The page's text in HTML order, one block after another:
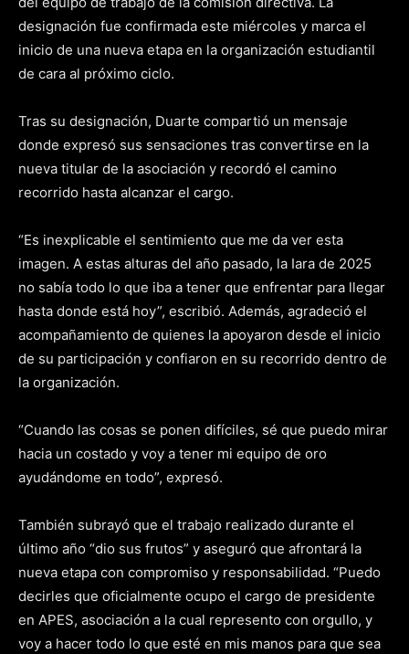
designación fue confirmada este miércoles y marca el
inicio de una nueva etapa en la organización estudiantil
de cara al próximo ciclo.
Tras su designación, Duarte compartió un mensaje
donde expresó sus sensaciones tras convertirse en la
nueva titular de la asociación y recordó el camino
recorrido hasta alcanzar el cargo.
“Es inexplicable el sentimiento que me da ver esta
imagen. A estas alturas del año pasado, la Iara de 2025
no sabía todo lo que iba a tener que enfrentar para llegar
hasta donde está hoy”, escribió. Además, agradeció el
acompañamiento de quienes la apoyaron desde el inicio
de su participación y confiaron en su recorrido dentro de
la organización.
“Cuando las cosas se ponen difíciles, sé que puedo mirar
hacia un costado y voy a tener mi equipo de oro
ayudándome en todo”, expresó.
También subrayó que el trabajo realizado durante el
último año “dio sus frutos” y aseguró que afrontará la
nueva etapa con compromiso y responsabilidad. “Puedo
decirles que oficialmente ocupo el cargo de presidente
en APES, asociación a la cual represento con orgullo, y
voy a hacer todo lo que esté en mis manos para que sea